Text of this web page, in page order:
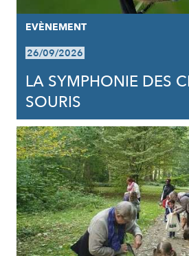
EVÈNEMENT
26/09/2026
LA SYMPHONIE DES
SOURIS